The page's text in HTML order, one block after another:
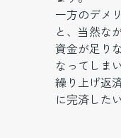
一方のデメ
と、当然な
資金が足り
なってしま
繰り上げ返
に完済した